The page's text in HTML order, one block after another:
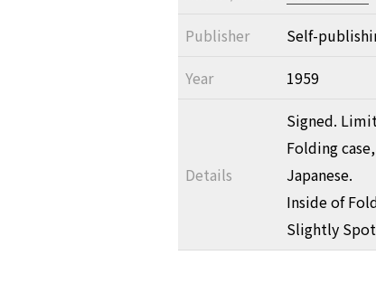
Publisher
Self-
Year
1959
Details
Signed.
Folding
Japanese.
Inside of
Slightly